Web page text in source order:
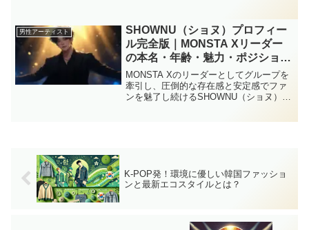
できたジン。今回は、そんな彼の代表的
なソロ曲から、2025...
男性アーティスト
SHOWNU（ショヌ）プロフィー
ル完全版｜MONSTA Xリーダー
の本名・年齢・魅力・ポジション
まとめ
MONSTA Xのリーダーとしてグループを
牽引し、圧倒的な存在感と安定感でファ
ンを魅了し続けるSHOWNU（ショヌ）。
K-POP発！環境に優しい韓国ファッショ
ンと最新エコスタイルとは？